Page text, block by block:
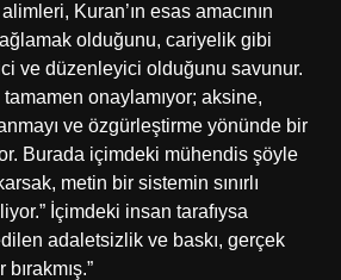
Kuran’ın esas amacının
olduğunu, cariyelik gibi
ve düzenleyici olduğunu savunur.
onaylamıyor; aksine,
ve özgürleştirme yönünde bir
Burada içimdeki mühendis şöyle
metin bir sistemin sınırlı
İçimdeki insan tarafıysa
adaletsizlik ve baskı, gerçek